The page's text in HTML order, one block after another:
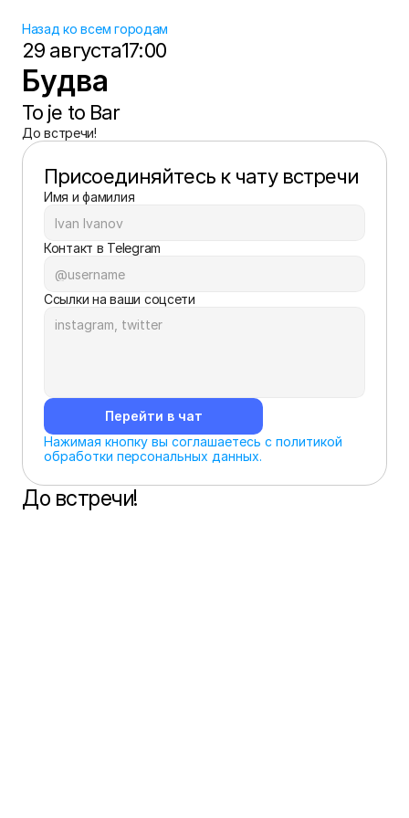
29 августа17:00
Будва
To je to Bar
До встречи!
Присоединяйтесь к чату встречи
Имя и фамилия
Контакт в Telegram
Ссылки на ваши соцсети
Перейти в чат
Нажимая кнопку вы соглашаетесь с политикой
обработки персональных данных.
Назад ко всем городам
До встречи!